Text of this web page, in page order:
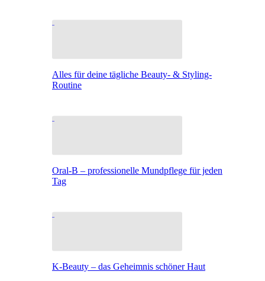
Alles für deine tägliche Beauty- & Styling-
Routine
Oral-B – professionelle Mundpflege für jeden
Tag
K-Beauty – das Geheimnis schöner Haut